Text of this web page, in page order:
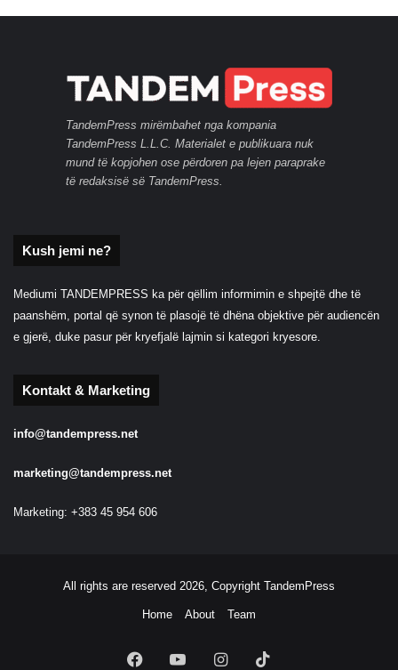
TandemPress mirëmbahet nga kompania
TandemPress L.L.C. Materialet e publikuara nuk
mund të kopjohen ose përdoren pa lejen paraprake
të redaksisë së TandemPress.
Kush jemi ne?
Mediumi TANDEMPRESS ka për qëllim informimin e shpejtë dhe të
paanshëm, portal që synon të plasojë të dhëna objektive për audiencën
e gjerë, duke pasur për kryefjalë lajmin si kategori kryesore.
Kontakt & Marketing
info@tandempress.net
marketing@tandempress.net
Marketing: +383 45 954 606
All rights are reserved 2026, Copyright TandemPress
Home About Team
FacebookYouTubeInstagram